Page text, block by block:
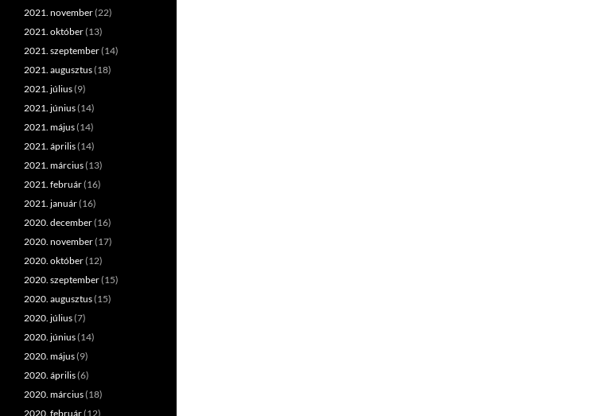
2021. november(22)
2021. október(13)
2021. szeptember(14)
2021. augusztus(18)
2021. július(9)
2021. június(14)
2021. május(14)
2021. április(14)
2021. március(13)
2021. február(16)
2021. január(16)
2020. december(16)
2020. november(17)
2020. október(12)
2020. szeptember(15)
2020. augusztus(15)
2020. július(7)
2020. június(14)
2020. május(9)
2020. április(6)
2020. március(18)
2020. február(12)